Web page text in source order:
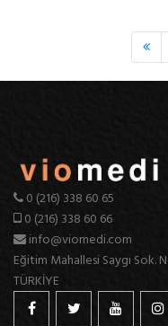
0 (216) 338 60 65
0 (216) 338 60 66
info@viomedi.com
Eğitim Mahallesi Saygı
TÜRKİYE